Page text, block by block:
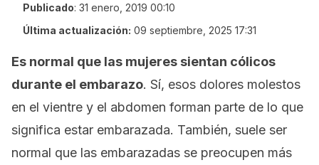
Publicado: 31 enero, 2019 00:10
Última actualización: 09 septiembre, 2025 17:31
Es normal que las mujeres sientan cólicos
durante el embarazo. Sí, esos dolores molestos
en el vientre y el abdomen forman parte de lo que
significa estar embarazada. También, suele ser
normal que las embarazadas se preocupen más